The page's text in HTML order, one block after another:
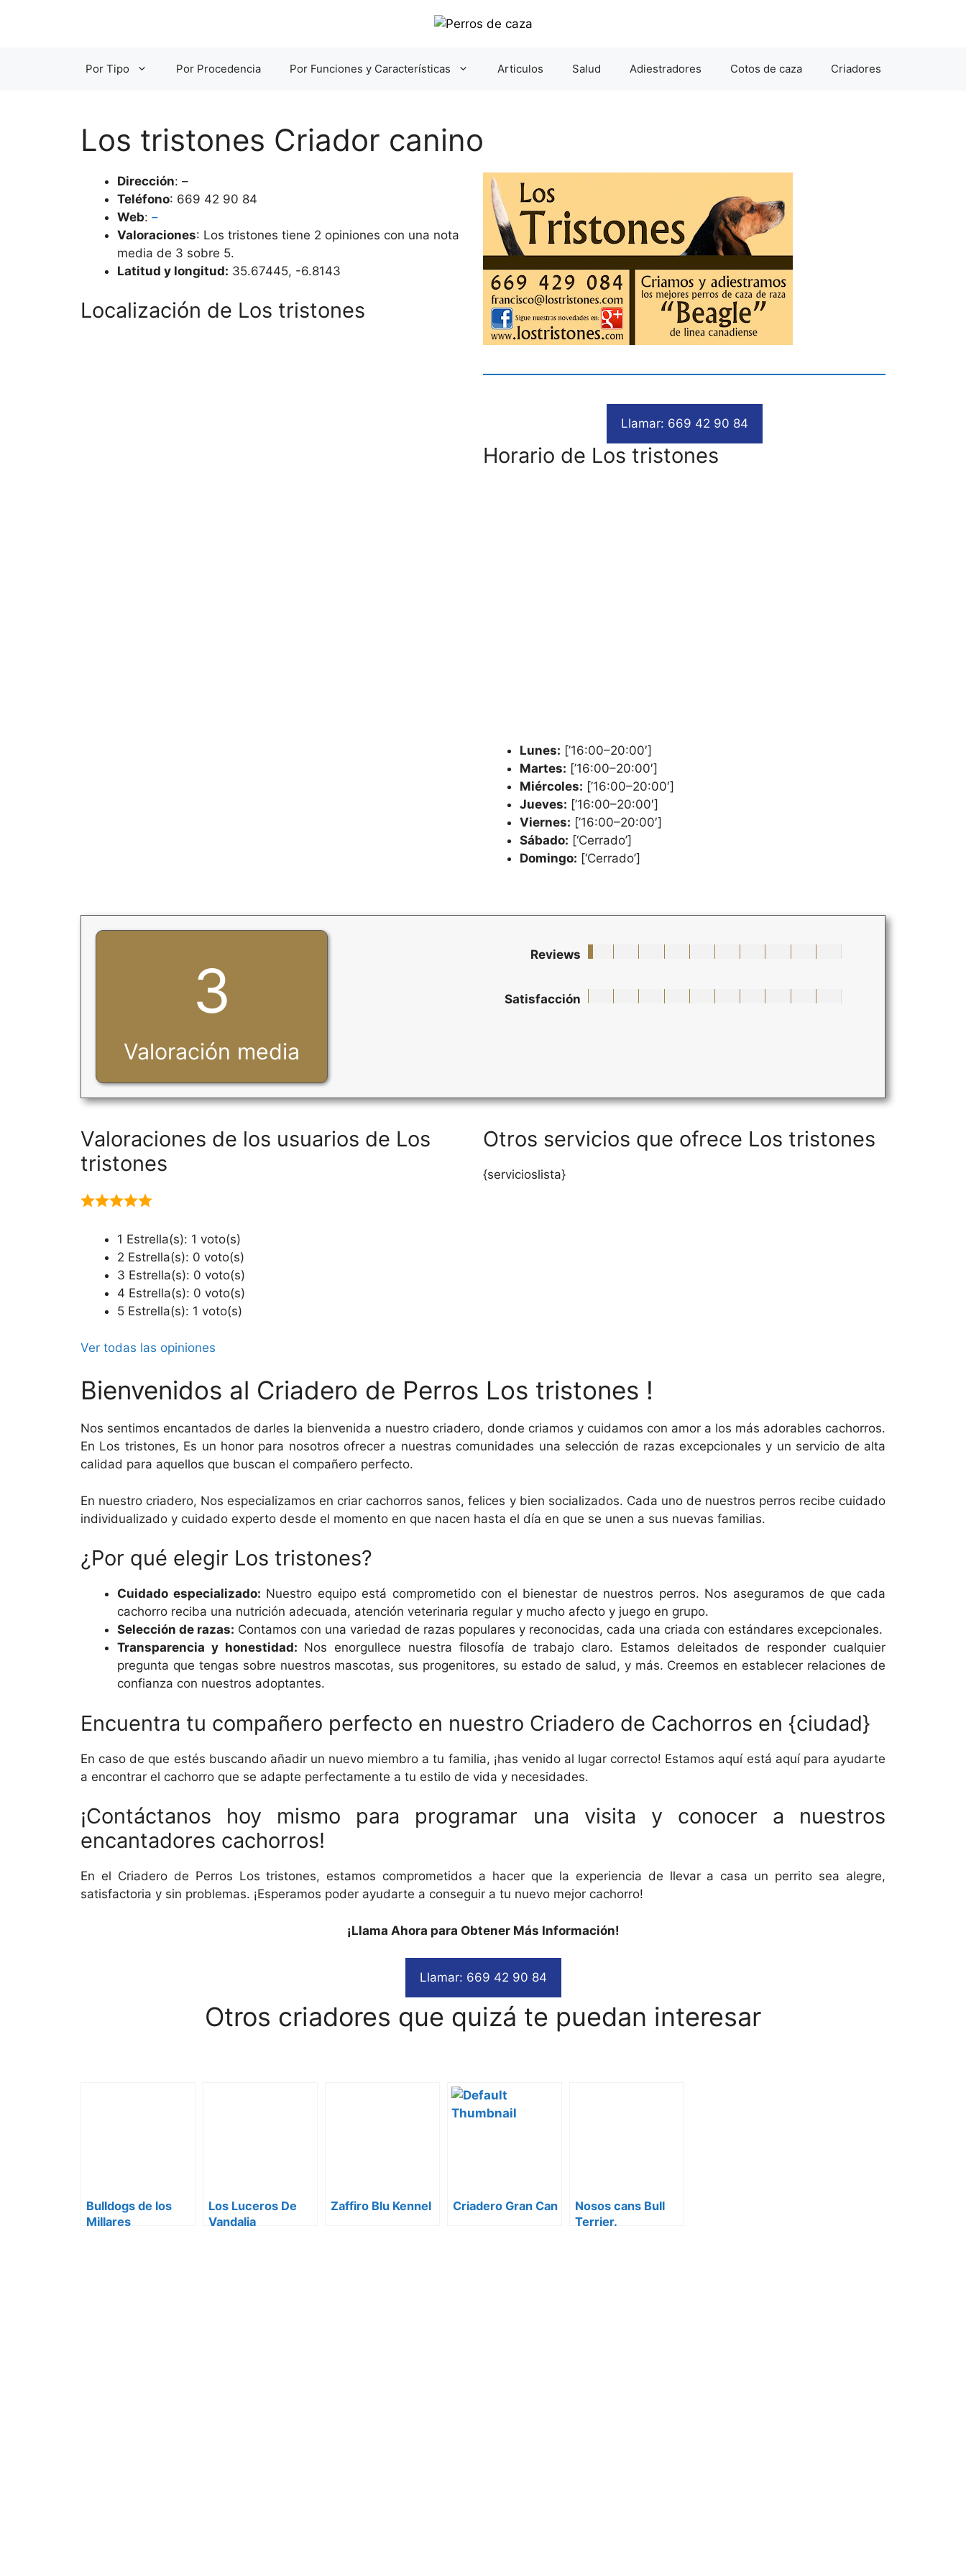
Por Tipo Por Procedencia Por Funciones y Características Articulos Salud Adiestradores Cotos de caza Criadores
Los tristones Criador canino
Dirección: –
Teléfono: 669 42 90 84
Web: –
Valoraciones: Los tristones tiene 2 opiniones con una nota
media de 3 sobre 5.
Latitud y longitud: 35.67445, -6.8143
Localización de Los tristones
Llamar: 669 42 90 84
Horario de Los tristones
Lunes: [’16:00–20:00′]
Martes: [’16:00–20:00′]
Miércoles: [’16:00–20:00′]
Jueves: [’16:00–20:00′]
Viernes: [’16:00–20:00′]
Sábado: [‘Cerrado’]
Domingo: [‘Cerrado’]
3
Valoración media
Reviews
Satisfacción
Valoraciones de los usuarios de Los
tristones
1 Estrella(s): 1 voto(s)
2 Estrella(s): 0 voto(s)
3 Estrella(s): 0 voto(s)
4 Estrella(s): 0 voto(s)
5 Estrella(s): 1 voto(s)
Ver todas las opiniones
Otros servicios que ofrece Los tristones
{servicioslista}
Bienvenidos al Criadero de Perros Los tristones !
Nos sentimos encantados de darles la bienvenida a nuestro criadero, donde criamos y cuidamos con amor a los más adorables cachorros.
En Los tristones, Es un honor para nosotros ofrecer a nuestras comunidades una selección de razas excepcionales y un servicio de alta
calidad para aquellos que buscan el compañero perfecto.
En nuestro criadero, Nos especializamos en criar cachorros sanos, felices y bien socializados. Cada uno de nuestros perros recibe cuidado
individualizado y cuidado experto desde el momento en que nacen hasta el día en que se unen a sus nuevas familias.
¿Por qué elegir Los tristones?
Cuidado especializado: Nuestro equipo está comprometido con el bienestar de nuestros perros. Nos aseguramos de que cada
cachorro reciba una nutrición adecuada, atención veterinaria regular y mucho afecto y juego en grupo.
Selección de razas: Contamos con una variedad de razas populares y reconocidas, cada una criada con estándares excepcionales.
Transparencia y honestidad: Nos enorgullece nuestra filosofía de trabajo claro. Estamos deleitados de responder cualquier
pregunta que tengas sobre nuestros mascotas, sus progenitores, su estado de salud, y más. Creemos en establecer relaciones de
confianza con nuestros adoptantes.
Encuentra tu compañero perfecto en nuestro Criadero de Cachorros en {ciudad}
En caso de que estés buscando añadir un nuevo miembro a tu familia, ¡has venido al lugar correcto! Estamos aquí está aquí para ayudarte
a encontrar el cachorro que se adapte perfectamente a tu estilo de vida y necesidades.
¡Contáctanos hoy mismo para programar una visita y conocer a nuestros
encantadores cachorros!
En el Criadero de Perros Los tristones, estamos comprometidos a hacer que la experiencia de llevar a casa un perrito sea alegre,
satisfactoria y sin problemas. ¡Esperamos poder ayudarte a conseguir a tu nuevo mejor cachorro!
¡Llama Ahora para Obtener Más Información!
Llamar: 669 42 90 84
Otros criadores que quizá te puedan interesar
Bulldogs de los
Millares
Los Luceros De
Vandalia
Zaffiro Blu Kennel Criadero Gran Can
Nosos cans Bull
Terrier.